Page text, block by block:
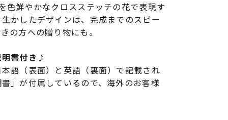
色鮮やかなクロスステッチの花で表現す
かしたデザインは、完成までのスピー
の方への贈り物にも。
明書付き♪
語（表面）と英語（裏面）で記載され
」が付属しているので、海外のお客様